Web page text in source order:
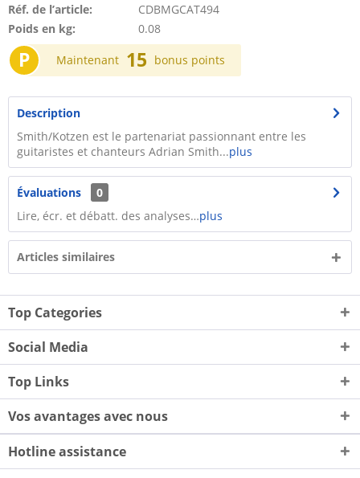
Réf. de l’article:
CDBMGCAT494
Poids en kg:
0.08
P Maintenant 15 bonus points
Description
Smith/Kotzen est le partenariat passionnant entre les
guitaristes et chanteurs Adrian Smith...plus
Évaluations
0
Lire, écr. et débatt. des analyses…plus
Articles similaires
Top Categories
Social Media
Top Links
Vos avantages avec nous
Hotline assistance